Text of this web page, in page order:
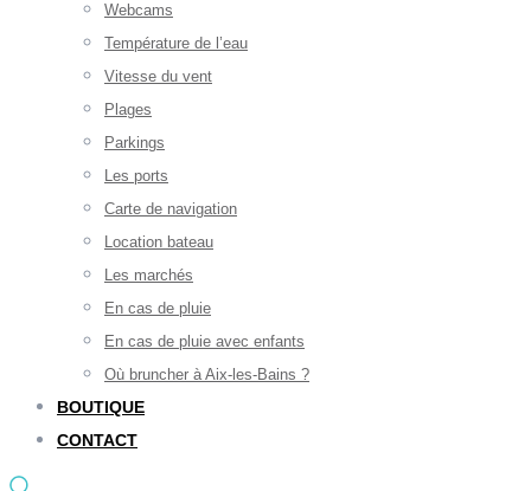
Webcams
Température de l’eau
Vitesse du vent
Plages
Parkings
Les ports
Carte de navigation
Location bateau
Les marchés
En cas de pluie
En cas de pluie avec enfants
Où bruncher à Aix-les-Bains ?
BOUTIQUE
CONTACT